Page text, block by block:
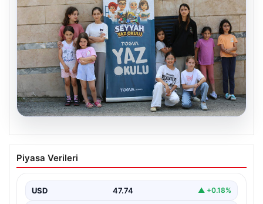
TÜGVA’dan çocuklar için meydan
şenlikleri
Piyasa Verileri
USD 47.74 ▲ +0.18%